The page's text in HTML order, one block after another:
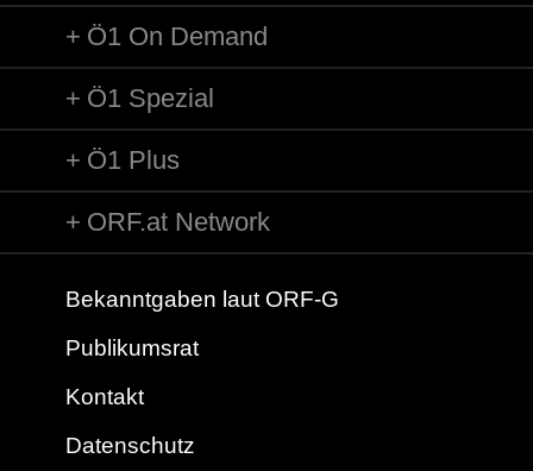
Ö1 On Demand
Ö1 Spezial
Ö1 Plus
ORF.at Network
Bekanntgaben laut ORF-G
Publikumsrat
Kontakt
Datenschutz